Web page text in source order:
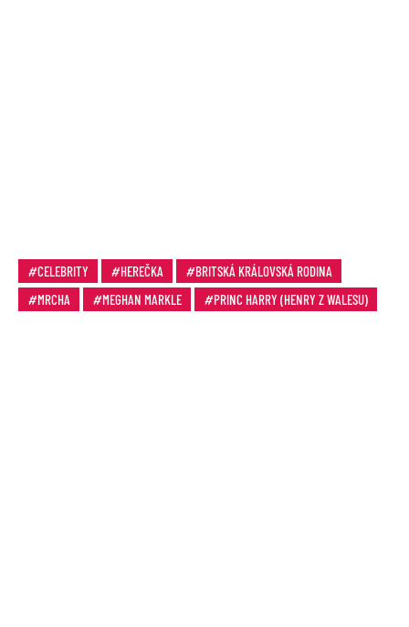
CELEBRITY HEREČKA
BRITSKÁ KRÁLOVSKÁ RODINA
MRCHA
MEGHAN MARKLE PRINC HARRY (HENRY Z WALESU)